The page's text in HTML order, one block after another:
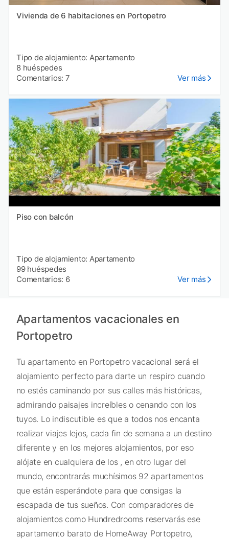
Vivienda de 6 habitaciones en Portopetro
Tipo de alojamiento: Apartamento
8 huéspedes
Comentarios: 7
Ver más
Piso con balcón
Tipo de alojamiento: Apartamento
99 huéspedes
Comentarios: 6
Ver más
Apartamentos vacacionales en
Portopetro
Tu apartamento en Portopetro vacacional será el
alojamiento perfecto para darte un respiro cuando
no estés caminando por sus calles más históricas,
admirando paisajes increíbles o cenando con los
tuyos. Lo indiscutible es que a todos nos encanta
realizar viajes lejos, cada fin de semana a un destino
diferente y en los mejores alojamientos, por eso
alójate en cualquiera de los , en otro lugar del
mundo, encontrarás muchísimos 92 apartamentos
que están esperándote para que consigas la
escapada de tus sueños. Con comparadores de
alojamientos como Hundredrooms reservarás ese
apartamento barato de HomeAway Portopetro,